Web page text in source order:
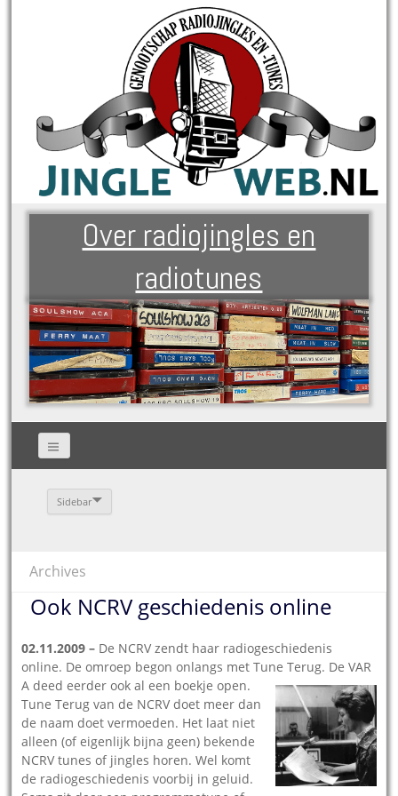
Over radiojingles en
radiotunes
Sidebar
Archives
Ook NCRV geschiedenis online
02.11.2009 – De NCRV zendt haar radiogeschiedenis
online. De omroep begon onlangs met Tune Terug. De VAR
A deed eerder ook al een boekje open.
Tune Terug van de NCRV doet meer dan
de naam doet vermoeden. Het laat niet
alleen (of eigenlijk bijna geen) bekende
NCRV tunes of jingles horen. Wel komt
de radiogeschiedenis voorbij in geluid.